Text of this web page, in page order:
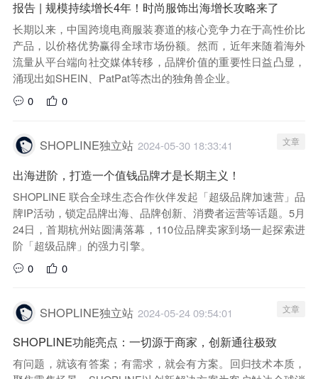
报告 | 规模持续增长4年！时尚服饰出海增长攻略来了
长期以来，中国跨境电商服装赛道的核心竞争力在于高性价比
产品，以价格优势赢得全球市场份额。然而，近年来随着海外
流量从平台端向社交媒体转移，品牌价值的重要性日益凸显，
涌现出如SHEIN、PatPat等杰出的独角兽企业。
0
0
SHOPLINE独立站 2024-05-30 18:33:41 文章
出海进阶，打造一个值钱品牌才是长期主义！
SHOPLINE 联合全球生态合作伙伴发起「超级品牌加速营」品
牌IP活动，锁定品牌出海、品牌创新、消费者运营等话题。5月
24日，首期杭州站圆满落幕，110位品牌卖家到场一起探索进
阶「超级品牌」的强力引擎。
0
0
SHOPLINE独立站 2024-05-24 09:54:01 文章
SHOPLINE功能亮点：一切源于商家，创新通往极致
有问题，就该有答案；有需求，就会有方案。回归技术本质，